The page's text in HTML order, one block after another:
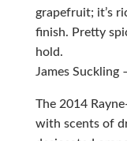
grapefruit; it’s
finish. Pretty
hold.
James Suckling
The 2014
with scents of